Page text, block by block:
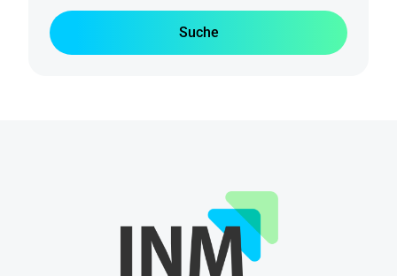
eingeben
und
bestätigen
Suche